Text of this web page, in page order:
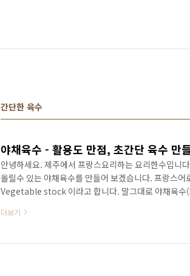
간단한 육수
야채육수 - 활용도 만점, 초간단 육수 만
안녕하세요. 제주에서 프랑스요리하는 요리한수입니
올릴수 있는 야채육수를 만들어 보겠습니다. 프랑
Vegetable stock 이라고 합니다. 말그대로 야채육수
를 끓일때도 사용하고, 리조또, 파스타를 만들때도 사
재료- 구좌 흙당근 - 250g 양파 - 250g 표고버섯 -
더보기